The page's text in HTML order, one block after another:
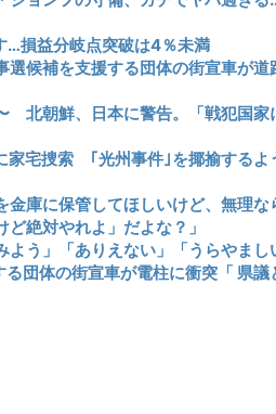
…損益分岐点突破は4％未満
選候補を支援する団体の街宣車が道
北朝鮮、日本に警告。「戦犯国家
家宅捜索 ｢光州事件｣を揶揄するよ
金庫に保管してほしいけど、無理な
絶対やれよ」だよな？」
う」「ありえない」「うらやまし
団体の街宣車が電柱に衝突「 県議